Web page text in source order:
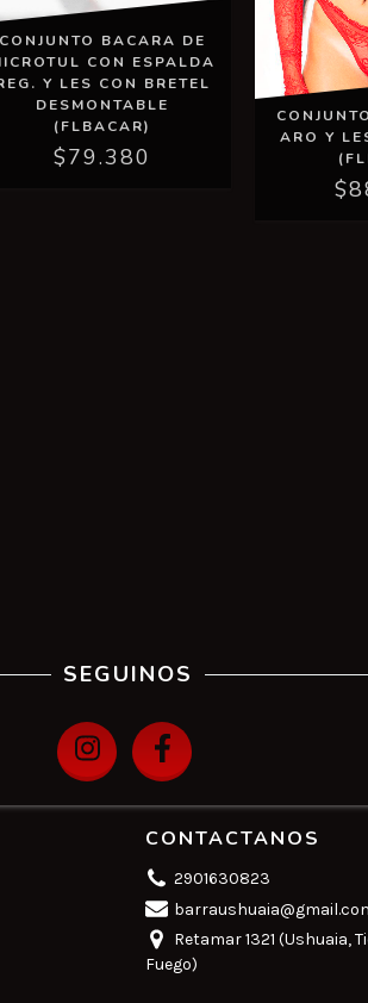
CONJUNTO BACARA DE
CON ESPALDA
Y LES CON BRETEL
DESMONTABLE
(FLBACAR)
$79.380
ARO Y
SEGUINOS
CONTACTANOS
2901630823
Retamar 1321 (Ushuaia,
Fuego)